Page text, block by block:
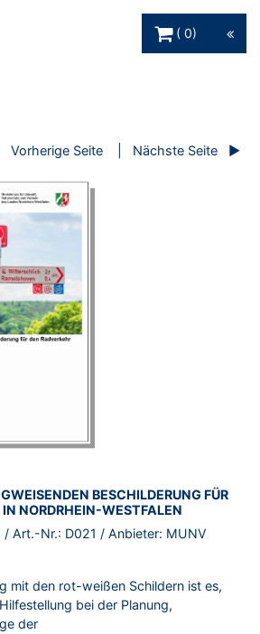
0
Vorherige Seite Nächste Seite
BESCHILDERUNG FÜR
IN NORDRHEIN-WESTFALEN
/ Art.-Nr.: D021 / Anbieter: MUNV
mit den rot-weißen Schildern ist es,
bei der Planung,
der